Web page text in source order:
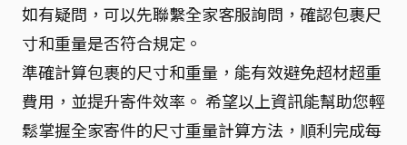
如有疑問，可以先聯繫全家客服詢問，確認包裹尺
寸和重量是否符合規定。
準確計算包裹的尺寸和重量，能有效避免超材超重
費用，並提升寄件效率。 希望以上資訊能幫助您輕
鬆掌握全家寄件的尺寸重量計算方法，順利完成每